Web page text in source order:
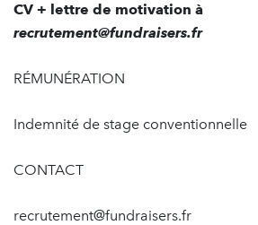
CV + lettre de motivation à
recrutement@fundraisers.fr
RÉMUNÉRATION
Indemnité de stage conventionnelle
CONTACT
recrutement@fundraisers.fr